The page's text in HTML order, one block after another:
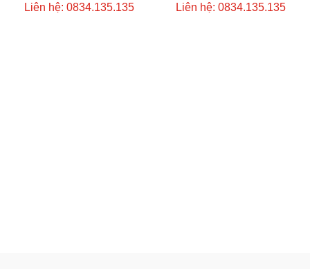
Liên hệ: 0834.135.135
Liên hệ: 0834.135.135